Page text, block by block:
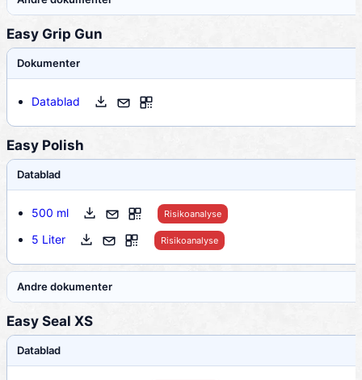
Easy Grip Gun
Dokumenter
Datablad
Easy Polish
Datablad
500 ml Risikoanalyse
5 Liter Risikoanalyse
Andre dokumenter
Easy Seal XS
Datablad